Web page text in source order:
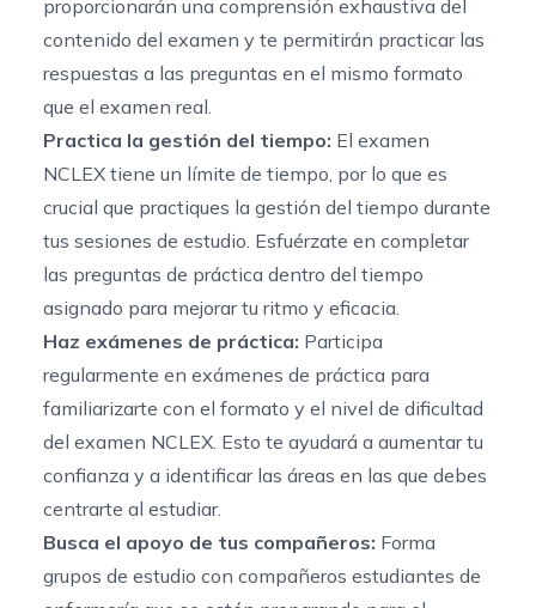
proporcionarán una comprensión exhaustiva del
contenido del examen y te permitirán practicar las
respuestas a las preguntas en el mismo formato
que el examen real.
Practica la gestión del tiempo: El examen
NCLEX tiene un límite de tiempo, por lo que es
crucial que practiques la gestión del tiempo durante
tus sesiones de estudio. Esfuérzate en completar
las preguntas de práctica dentro del tiempo
asignado para mejorar tu ritmo y eficacia.
Haz exámenes de práctica: Participa
regularmente en exámenes de práctica para
familiarizarte con el formato y el nivel de dificultad
del examen NCLEX. Esto te ayudará a aumentar tu
confianza y a identificar las áreas en las que debes
centrarte al estudiar.
Busca el apoyo de tus compañeros: Forma
grupos de estudio con compañeros estudiantes de